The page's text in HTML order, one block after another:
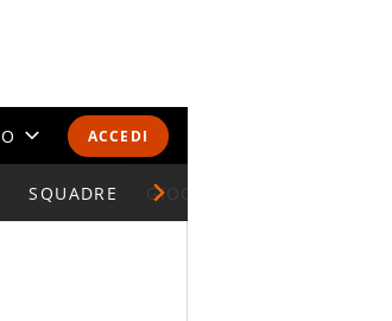
ACCEDI
E CLASSIFICHE
SQUADRE GIOCATORI SERIE A